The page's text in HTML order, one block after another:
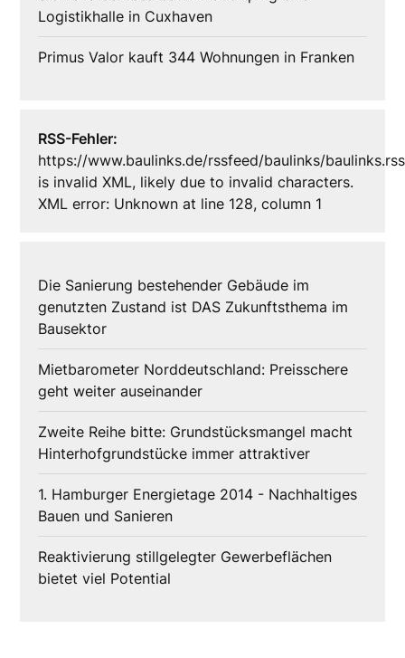
Logistikhalle in Cuxhaven
Primus Valor kauft 344 Wohnungen in Franken
RSS-Fehler:
https://www.baulinks.de/rssfeed/baulinks/baulinks.rss
is invalid XML, likely due to invalid characters.
XML error: Unknown at line 128, column 1
Die Sanierung bestehender Gebäude im
genutzten Zustand ist DAS Zukunftsthema im
Bausektor
Mietbarometer Norddeutschland: Preisschere
geht weiter auseinander
Zweite Reihe bitte: Grundstücksmangel macht
Hinterhofgrundstücke immer attraktiver
1. Hamburger Energietage 2014 - Nachhaltiges
Bauen und Sanieren
Reaktivierung stillgelegter Gewerbeflächen
bietet viel Potential